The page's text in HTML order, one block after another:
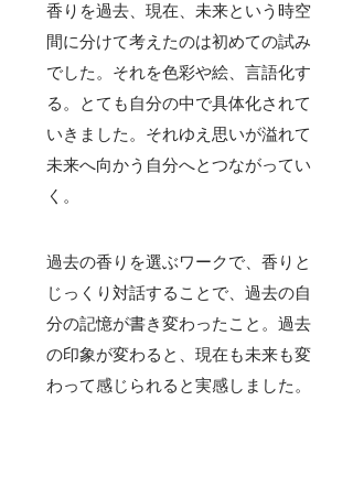
香りを過去、現在、未来という時空
間に分けて考えたのは初めての試み
でした。それを色彩や絵、言語化す
る。とても自分の中で具体化されて
いきました。それゆえ思いが溢れて
未来へ向かう自分へとつながってい
く。
過去の香りを選ぶワークで、香りと
じっくり対話することで、過去の自
分の記憶が書き変わったこと。過去
の印象が変わると、現在も未来も変
わって感じられると実感しました。